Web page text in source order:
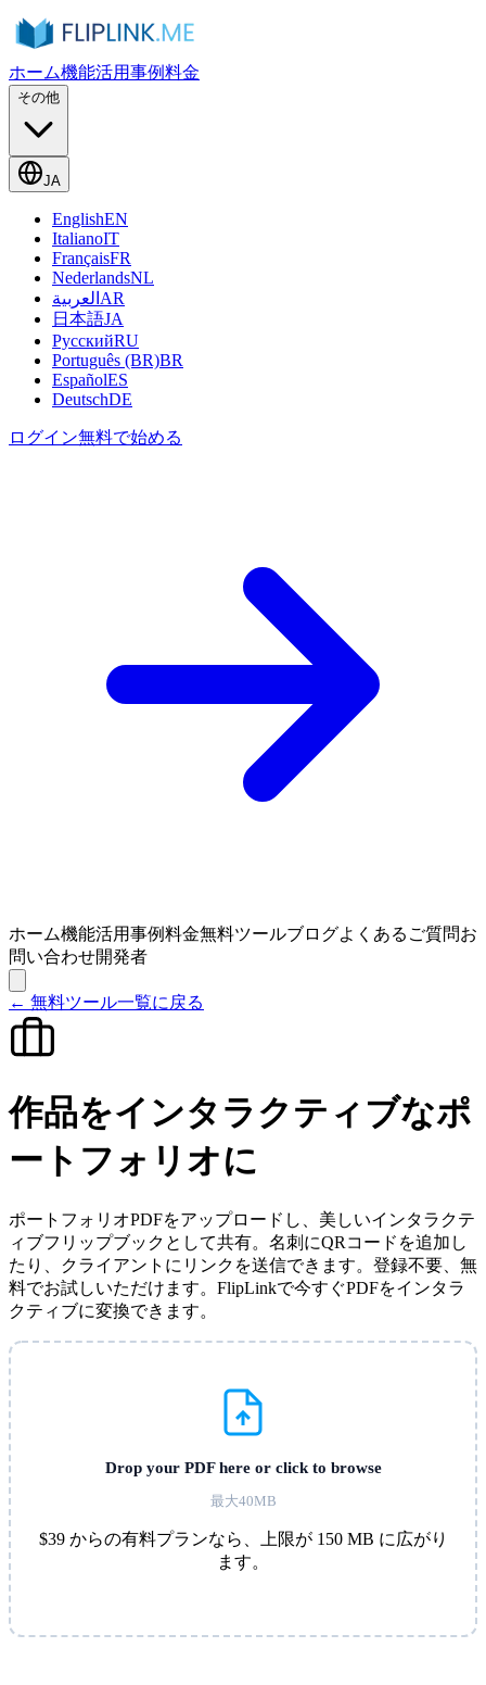
ホーム機能活用事例料金
その他
JA
EnglishEN
ItalianoIT
FrançaisFR
NederlandsNL
العربية AR
日本語JA
РусскийRU
Português (BR)BR
EspañolES
DeutschDE
ログイン無料で始める
ホーム機能活用事例料金無料ツールブログよくあるご質問お
問い合わせ開発者
← 無料ツール一覧に戻る
作品をインタラクティブなポ
ートフォリオに
ポートフォリオPDFをアップロードし、美しいインタラクテ
ィブフリップブックとして共有。名刺にQRコードを追加し
たり、クライアントにリンクを送信できます。登録不要、無
料でお試しいただけます。FlipLinkで今すぐPDFをインタラ
クティブに変換できます。
Drop your PDF here or click to browse
最大40MB
$39 からの有料プランなら、上限が 150 MB に広がり
ます。